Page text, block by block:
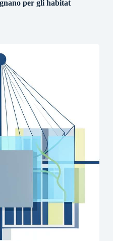
per gli habitat